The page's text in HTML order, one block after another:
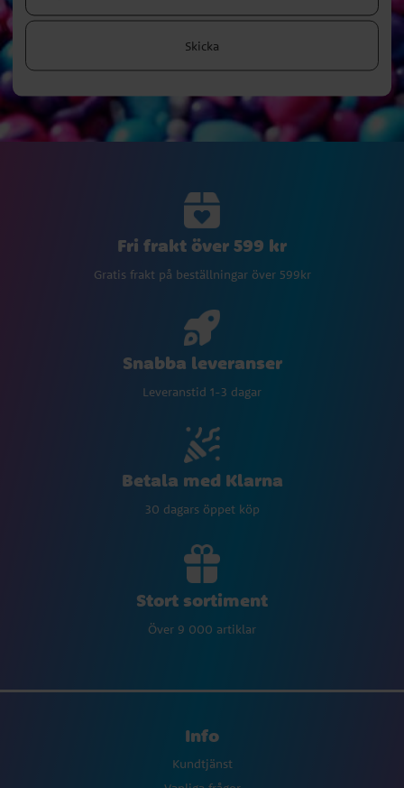
Skicka
Fri frakt över 599 kr
Gratis frakt på beställningar över 599kr
Snabba leveranser
Leveranstid 1-3 dagar
Betala med Klarna
30 dagars öppet köp
Stort sortiment
Över 9 000 artiklar
Info
Kundtjänst